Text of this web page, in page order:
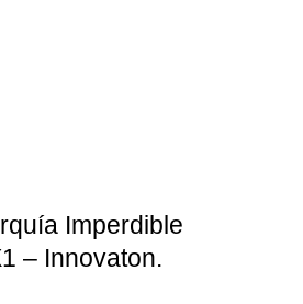
Imperdible
– Innovaton.